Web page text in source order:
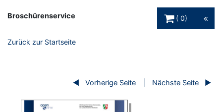
Broschürenservice
0
Zurück zur Startseite
Vorherige Seite Nächste Seite